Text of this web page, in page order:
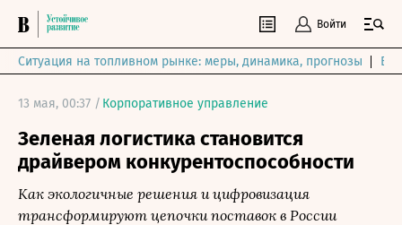
Войти
Ситуация на топливном рынке: меры, динамика, прогнозы
13 мая, 00:37 / Корпоративное управление
Зеленая логистика становится
драйвером конкурентоспособности
Как экологичные решения и цифровизация
трансформируют цепочки поставок в России